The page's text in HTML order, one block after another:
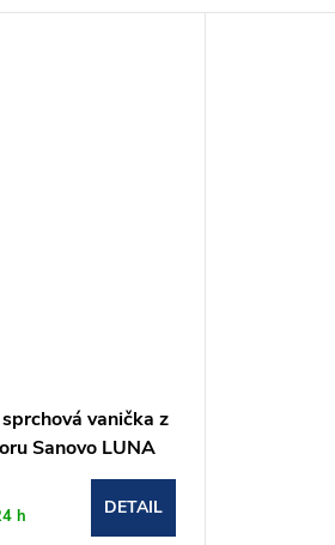
vanička z
Sanovo LUNA
h DETAIL